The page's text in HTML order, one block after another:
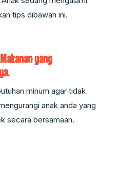
tips dibawah ini.
yang
minum agar tidak
anak anda yang
secara bersamaan.